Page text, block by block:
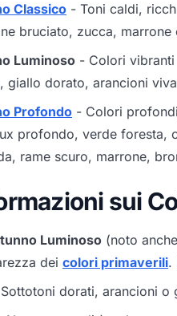
Classico - Toni caldi,
bruciato, zucca, marrone
Luminoso - Colori
giallo dorato, arancioni
Profondo - Colori
profondo, verde foresta,
rame scuro, marrone,
sui
Luminoso (noto
dei colori primaverili.
dorati, arancioni o